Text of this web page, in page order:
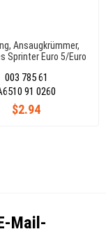
Ansaugkrümmer,
Sprinter Euro 5/Euro
003 785 61
$2.94
91 0260
Mail-